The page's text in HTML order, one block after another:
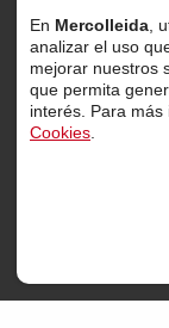
© 2026
En Mercolleida ,
analizar el uso
mejorar nuestros
que permita
interés. Para
Cookies